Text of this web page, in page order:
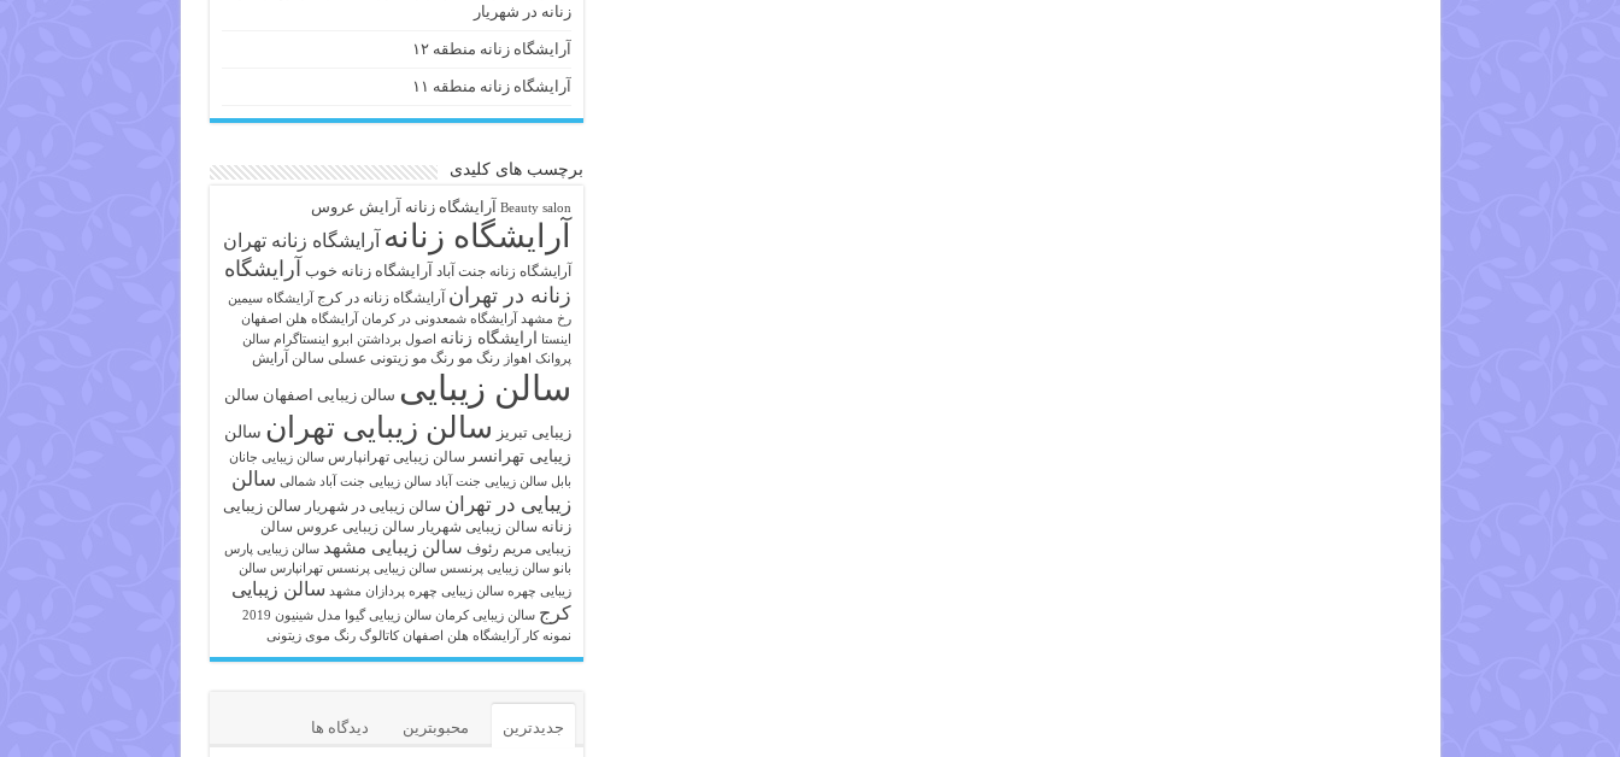
زنانه در شهریار
آرایشگاه زنانه منطقه ۱۲
آرایشگاه زنانه منطقه ۱۱
برچسب های کلیدی
Beauty salon آرايشگاه زنانه آرایش عروس
آرایشگاه زنانه آرایشگاه زنانه تهران
آرایشگاه زنانه جنت آباد آرایشگاه زنانه خوب آرایشگاه
زنانه در تهران آرایشگاه زنانه در کرج
آرایشگاه سیمین
رخ مشهد
آرایشگاه شمعدونی در کرمان آرایشگاه هلن اصفهان
اینستا ارایشگاه زنانه اصول برداشتن ابرو
اینستاگرام سالن
پروانک اهواز
رنگ مو رنگ مو زیتونی عسلی سالن آرایش
سالن زیبایی سالن زیبایی اصفهان سالن
زیبایی تبریز سالن زیبایی تهران سالن
زیبایی تهرانسر سالن زیبایی تهرانپارس سالن زیبایی جانان
بابل سالن زیبایی جنت آباد سالن زیبایی جنت آباد شمالی سالن
زیبایی در تهران سالن زیبایی در شهریار سالن زیبایی
زنانه سالن زیبایی شهریار سالن زیبایی عروس سالن
زیبایی مریم رئوف سالن زیبایی مشهد سالن زیبایی پارس
بانو سالن زیبایی پرنسس سالن زیبایی پرنسس تهرانپارس سالن
زیبایی چهره سالن زیبایی چهره پردازان مشهد سالن زیبایی
کرج سالن زیبایی کرمان سالن زیبایی گیوا
مدل شینیون 2019
نمونه کار آرایشگاه هلن اصفهان کاتالوگ رنگ موی زیتونی
جدیدترین محبوبترین دیدگاه ها